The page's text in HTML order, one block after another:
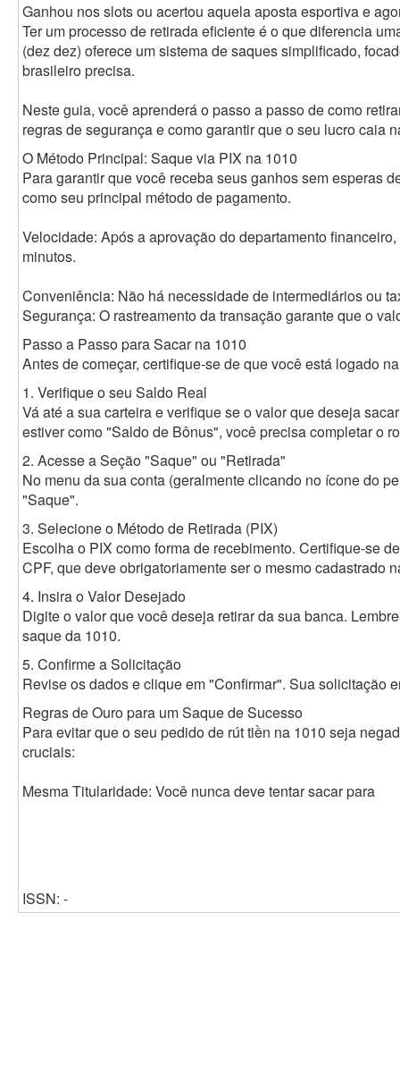
Ganhou nos slots ou acertou aquela aposta esportiva e
Ter um processo de retirada eficiente é o que diferencia
(dez dez) oferece um sistema de saques simplificado,
brasileiro precisa.
Neste guia, você aprenderá o passo a passo de como
regras de segurança e como garantir que o seu lucro caia
O Método Principal: Saque via PIX na 1010
Para garantir que você receba seus ganhos sem esperas
como seu principal método de pagamento.
Velocidade: Após a aprovação do departamento
minutos.
Conveniência: Não há necessidade de intermediários ou
Segurança: O rastreamento da transação garante que o
Passo a Passo para Sacar na 1010
Antes de começar, certifique-se de que você está logado
1. Verifique o seu Saldo Real
Vá até a sua carteira e verifique se o valor que deseja
estiver como "Saldo de Bônus", você precisa completar o
2. Acesse a Seção "Saque" ou "Retirada"
No menu da sua conta (geralmente clicando no ícone do
"Saque".
3. Selecione o Método de Retirada (PIX)
Escolha o PIX como forma de recebimento. Certifique-se
CPF, que deve obrigatoriamente ser o mesmo cadastrado
4. Insira o Valor Desejado
Digite o valor que você deseja retirar da sua banca.
saque da 1010.
5. Confirme a Solicitação
Revise os dados e clique em "Confirmar". Sua solicitação
Regras de Ouro para um Saque de Sucesso
Para evitar que o seu pedido de rút tiền na 1010 seja
cruciais:
Mesma Titularidade: Você nunca deve tentar sacar para
ISSN: -